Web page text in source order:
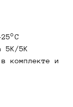
5K/5K
комплекте и